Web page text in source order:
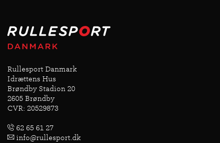
Rullesport Danmark
Idrættens Hus
Brøndby Stadion 20
2605 Brøndby
CVR: 20529873
62 65 61 27
info@rullesport.dk